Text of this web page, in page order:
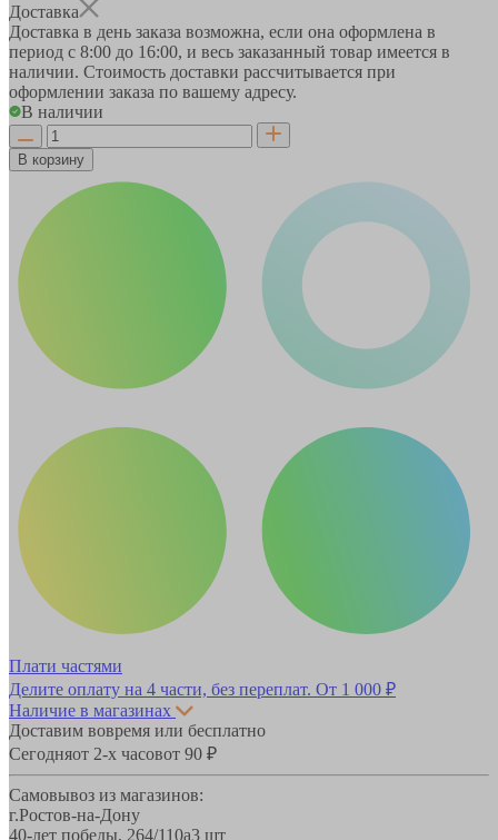
Доставка
Доставка в день заказа возможна, если она оформлена в
период с 8:00 до 16:00, и весь заказанный товар имеется в
наличии. Стоимость доставки рассчитывается при
оформлении заказа по вашему адресу.
В наличии
В корзину
Плати частями
Делите оплату на 4 части, без переплат. От 1 000 ₽
Наличие в магазинах
Доставим вовремя или бесплатно
Сегодняот 2-х часовот 90 ₽
Самовывоз из магазинов:
г.Ростов-на-Дону
40-лет победы, 264/110а3 шт